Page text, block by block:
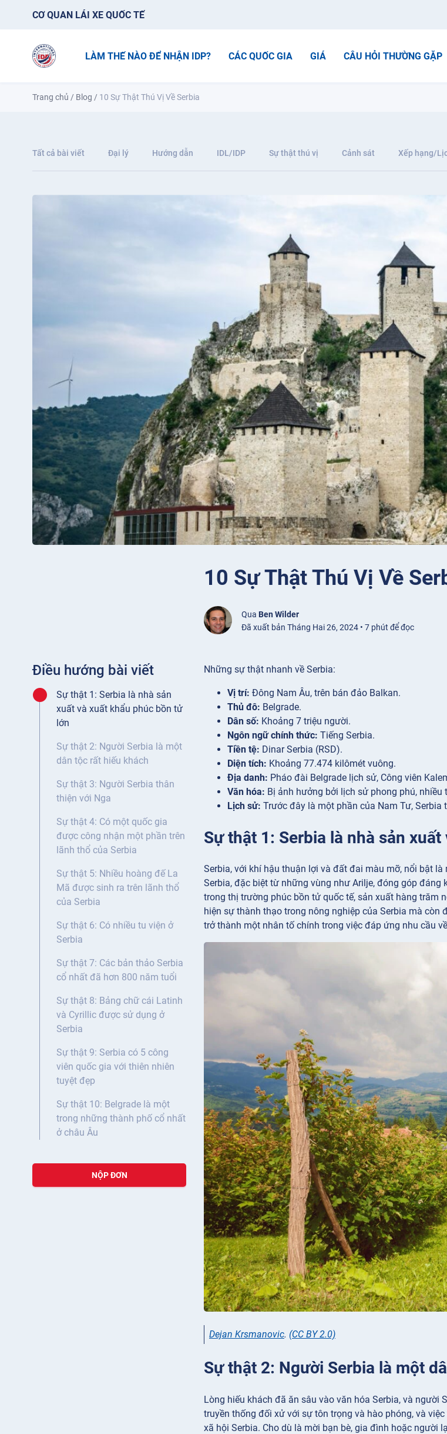
CƠ QUAN LÁI XE QUỐC TẾ
LÀM THẾ NÀO ĐỂ NHẬN IDP? CÁC QUỐC GIA GIÁ CÂU HỎI THƯỜNG GẶP
Trang chủ / Blog / 10 Sự Thật Thú Vị Về Serbia
Tất cả bài viết Đại lý Hướng dẫn IDL/IDP Sự thật thú vị Cảnh sát Xếp hạng/
10 Sự Thật Thú Vị Về
Qua Ben Wilder
Đã xuất bản Tháng Hai 26, 2024 • 7 phút để đọc
Điều hướng bài viết
Sự thật 1: Serbia là nhà sản
xuất và xuất khẩu phúc bồn tử
lớn
Sự thật 2: Người Serbia là một
dân tộc rất hiếu khách
Sự thật 3: Người Serbia thân
thiện với Nga
Sự thật 4: Có một quốc gia
được công nhận một phần trên
lãnh thổ của Serbia
Sự thật 5: Nhiều hoàng đế La
Mã được sinh ra trên lãnh thổ
của Serbia
Sự thật 6: Có nhiều tu viện ở
Serbia
Sự thật 7: Các bản thảo Serbia
cổ nhất đã hơn 800 năm tuổi
Sự thật 8: Bảng chữ cái Latinh
và Cyrillic được sử dụng ở
Serbia
Sự thật 9: Serbia có 5 công
viên quốc gia với thiên nhiên
tuyệt đẹp
Sự thật 10: Belgrade là một
trong những thành phố cổ nhất
ở châu Âu
NỘP ĐƠN
Những sự thật nhanh về Serbia:
Vị trí: Đông Nam Âu, trên bán đảo Balkan.
Thủ đô: Belgrade.
Dân số: Khoảng 7 triệu người.
Ngôn ngữ chính thức: Tiếng Serbia.
Tiền tệ: Dinar Serbia (RSD).
Diện tích: Khoảng 77.474 kilômét vuông.
Địa danh: Pháo đài Belgrade lịch sử, Công viên
Văn hóa: Bị ảnh hưởng bởi lịch sử phong phú,
Lịch sử: Trước đây là một phần của Nam Tư,
Sự thật 1: Serbia là nhà sản
Serbia, với khí hậu thuận lợi và đất đai màu mỡ, nổi bật
Serbia, đặc biệt từ những vùng như Arilje, đóng góp
trong thị trường phúc bồn tử quốc tế, sản xuất hàng trăm
hiện sự thành thạo trong nông nghiệp của Serbia mà
trở thành một nhân tố chính trong việc đáp ứng nhu cầu
Dejan Krsmanovic. (CC BY 2.0)
Sự thật 2: Người Serbia là một
Lòng hiếu khách đã ăn sâu vào văn hóa Serbia, và
truyền thống đối xử với sự tôn trọng và hào phóng, và
xã hội Serbia. Cho dù là mời bạn bè, gia đình hoặc người